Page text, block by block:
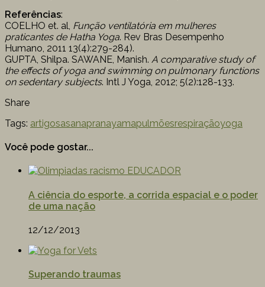
Referências:
COELHO et. al, Função ventilatória em mulheres
praticantes de Hatha Yoga. Rev Bras Desempenho
Humano, 2011 13(4):279-284).
GUPTA, Shilpa. SAWANE, Manish. A comparative study of
the effects of yoga and swimming on pulmonary functions
on sedentary subjects. Intl J Yoga, 2012; 5(2):128-133.
Share
Tags: artigosasanapranayamapulmõesrespiraçãoyoga
Você pode gostar...
A ciência do esporte, a corrida espacial e o poder
de uma nação
12/12/2013
Superando traumas